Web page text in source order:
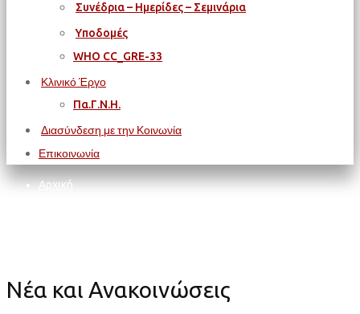
Συνέδρια – Ημερίδες – Σεμινάρια
Υποδομές
WΗΟ CC_GRE-33
Κλινικό Έργο
Πα.Γ.Ν.Η.
Διασύνδεση με την Κοινωνία
Επικοινωνία
Αρχική
Νέα και Ανακοινώσεις